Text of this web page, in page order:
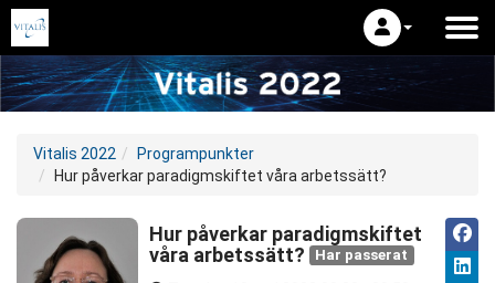
Vitalis 2022
Programpunkter
Hur påverkar paradigmskiftet våra arbetssätt?
Hur påverkar paradigmskiftet
våra arbetssätt?
Har passerat